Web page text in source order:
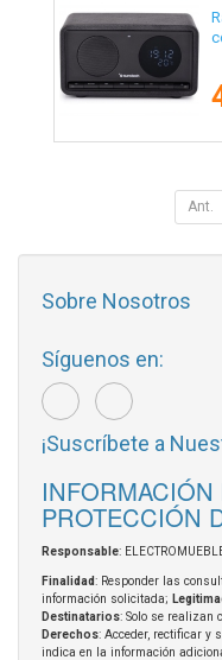
Ant.
Sobre Nosotros
Síguenos en:
¡Suscríbete a
PROTECCIÓN
Responsable:
Finalidad: Responder las
información solicitada;
Destinatarios: Solo se realizan
Derechos: Acceder, rectificar y
indica en la información